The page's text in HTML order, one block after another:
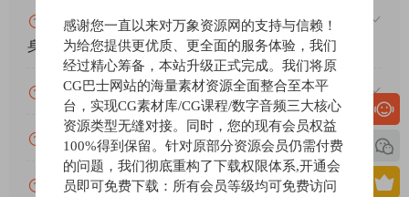
赞助包月VIP（或包年VIP）后能升级包年（或终
身VIP）吗？
为什么付款了未开通VIP会员？
账号可以分享或者借给别人用吗？
VIP会员剩余时间查询？
感谢您一直以来对万象资源网的支持与信赖！
为给您提供更优质、更全面的服务体验，我们
经过精心筹备，本站升级正式完成。我们将原
CG巴士网站的海量素材资源全面整合至本平
台，实现CG素材库/CG课程/数字音频三大核心
资源类型无缝对接。同时，您的现有会员权益
100%得到保留。针对原部分资源会员仍需付费
的问题，我们彻底重构了下载权限体系,开通会
员即可免费下载：所有会员等级均可免费访问